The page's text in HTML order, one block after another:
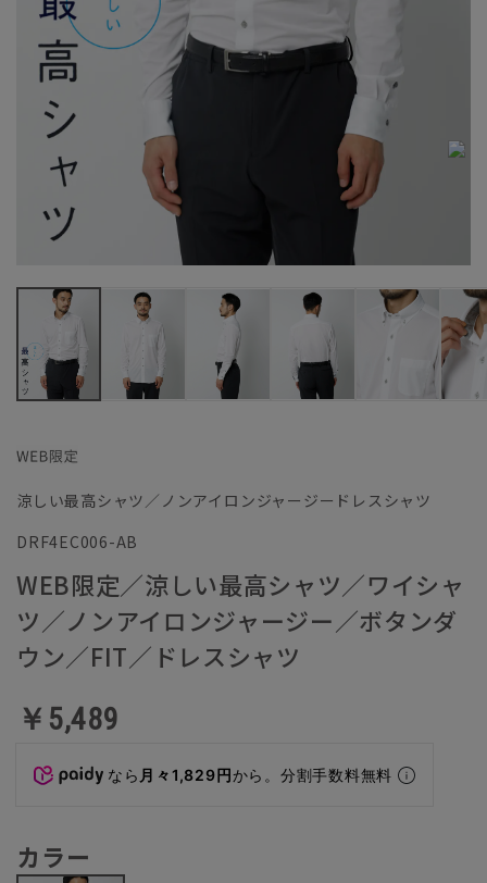
涼しい最高シャツ／ノンアイロンジャージードレスシャツ
DRF4EC006-AB
WEB限定／涼しい最高シャツ／ワイシャ
ツ／ノンアイロンジャージー／ボタンダ
ウン／FIT／ドレスシャツ
￥5,489
なら 月々1,829円から。分割手数料無料
カラー